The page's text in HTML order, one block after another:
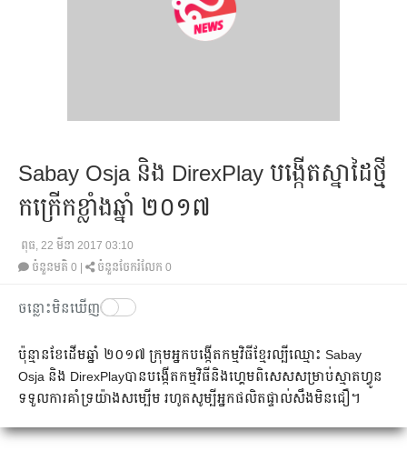
Sabay Osja និង DirexPlay បង្កើត​ស្នាដៃ​ថ្មី
កក្រើក​​​ខ្លាំង​ឆ្នាំ ២០១៧
ពុធ, 22 មីនា 2017 03:10
ចំនួនមតិ 0 ចំនួនចែករំលែក 0
ចន្លោះមិនឃើញ
ប៉ុន្មាន​ខែ​ដើម​ឆ្នាំ ២០១៧ ក្រុម​អ្នក​បង្កើត​កម្មវិធី​ខ្មែរ​ល្បី​ឈ្មោះ​ Sabay
Osja និង DirexPlayបាន​បង្កើត​កម្មវិធី​​​និង​ហ្គេម​ពិសេស​​សម្រាប់​ស្មាតហ្វូន
ទទួល​ការ​គាំទ្រ​យ៉ាង​សម្បើម រហូត​សូម្បី​អ្នក​ផលិត​ផ្ទាល់​សឹង​មិន​ជឿ។